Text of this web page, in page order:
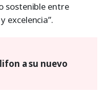
sostenible entre
excelencia”.
a su nuevo